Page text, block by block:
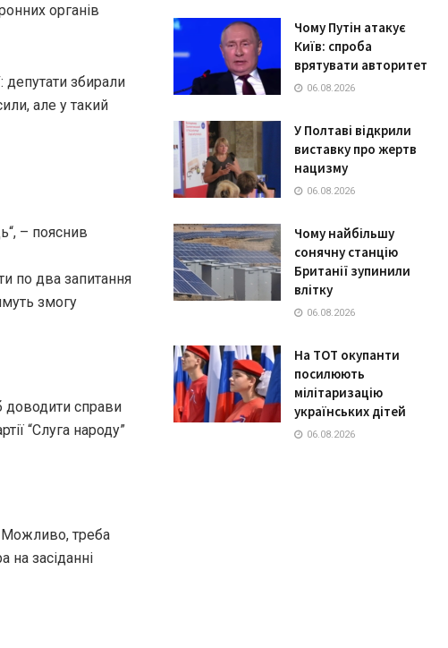
органів
збирали
але у такий
– пояснив
по два запитання
змогу
доводити справи
“Слуга народу”
Можливо, треба
засіданні
Чому Путін атакує
Київ: спроба
врятувати авторитет
06.08.2026
У Полтаві відкрили
виставку про жертв
нацизму
06.08.2026
Чому найбільшу
сонячну станцію
Британії зупинили
влітку
06.08.2026
На ТОТ окупанти
посилюють
мілітаризацію
українських дітей
06.08.2026